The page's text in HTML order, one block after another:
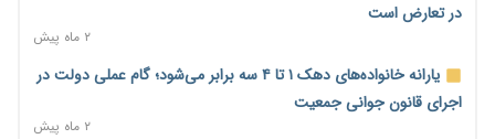
مرحله سیزدهم کالابرگ در سایه تورم؛ قدرت خرید یارانه یک‌میلیونی
در تعارض است
۲ ماه پیش
یارانه خانواده‌های دهک ۱ تا ۴ سه برابر می‌شود؛ گام عملی دولت در
اجرای قانون جوانی جمعیت
۲ ماه پیش